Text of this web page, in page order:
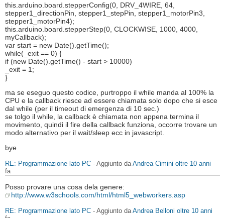
this.arduino.board.stepperConfig(0, DRV_4WIRE, 64,
stepper1_directionPin, stepper1_stepPin, stepper1_motorPin3,
stepper1_motorPin4);
this.arduino.board.stepperStep(0, CLOCKWISE, 1000, 4000,
myCallback);
var start = new Date().getTime();
while(_exit == 0) {
if (new Date().getTime() - start > 10000)
_exit = 1;
}
ma se eseguo questo codice, purtroppo il while manda al 100% la
CPU e la callback riesce ad essere chiamata solo dopo che si esce
dal while (per il timeout di emergenza di 10 sec.)
se tolgo il while, la callback è chiamata non appena termina il
movimento, quindi il fire della callback funziona, occorre trovare un
modo alternativo per il wait/sleep ecc in javascript.
bye
RE: Programmazione lato PC - Aggiunto da Andrea Cimini oltre 10 anni
fa
Posso provare una cosa dela genere:
http://www.w3schools.com/html/html5_webworkers.asp
RE: Programmazione lato PC - Aggiunto da Andrea Belloni oltre 10 anni